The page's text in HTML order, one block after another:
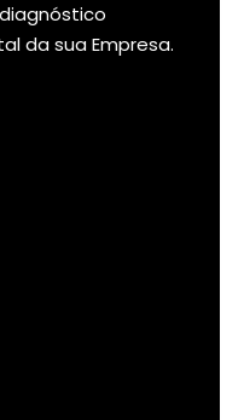
da sua Empresa.